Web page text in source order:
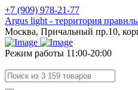
+7 (909) 978-21-77
Argus light - территория
Москва, Причальный пр.10,
Режим работы 11:00-20:00